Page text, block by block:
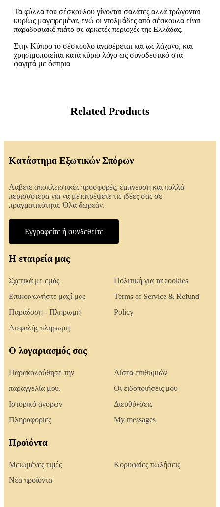
Τα φύλλα του σέσκουλου γίνονται σαλάτες αλλά τρώγονται
κυρίως μαγειρεμένα, ενώ οι ντολμάδες από σέσκουλα είναι
παραδοσιακό πιάτο σε αρκετές περιοχές της Ελλάδας.
Στην Κύπρο το σέσκουλο αναφέρεται και ως λάχανο, και
χρησιμοποιείται κατά κύριο λόγο ως συνοδευτικό στα
φαγητά με όσπρια
Related Products
Κατάστημα Εξωτικών Σπόρων
Λάβετε αποκλειστικές προσφορές, έμπνευση και πολλά
περισσότερα για να μετατρέψετε τις ιδέες σας σε
πραγματικότητα. Όλα δωρεάν.
Εγγραφείτε ή συνδεθείτε
Η εταιρεία μας
Σχετικά με εμάς
Επικοινωνήστε μαζί μας
Παράδοση - Πληρωμή
Ασφαλής πληρωμή
Πολιτική για τα cookies
Terms of Service & Refund
Policy
Ο λογαριασμός σας
Παρακολούθησε την
παραγγελία μου.
Ιστορικό αγορών
Πληροφορίες
Λίστα επιθυμιών
Οι ειδοποιήσεις μου
Διευθύνσεις
My messages
Προϊόντα
Μειωμένες τιμές
Νέα προϊόντα
Κορυφαίες πωλήσεις